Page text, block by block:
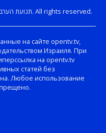
Copyright © Открытый телеканал. תנועת הערבות. All rights reserved.
на сайте opentv.tv,
Израиля. При
на opentv.tv
статей без
Любое использование